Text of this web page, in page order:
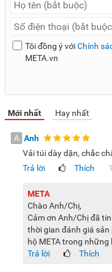
Tôi đồng ý vớiChính
META.vn
Mới nhất Hay nhất
A Anh
Vải túi dày dặn, chắc
Trả lời
Thích
META
Chào Anh/Chị,
Cảm ơn Anh/Chị đã
thời gian đánh giá
hộ META trong những
Trả lời
Thích